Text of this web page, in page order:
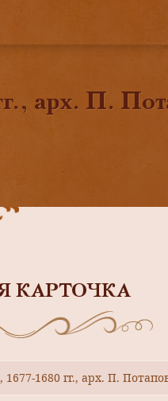
арх. П.
КАРТОЧКА
1677-1680 гг., арх. П.